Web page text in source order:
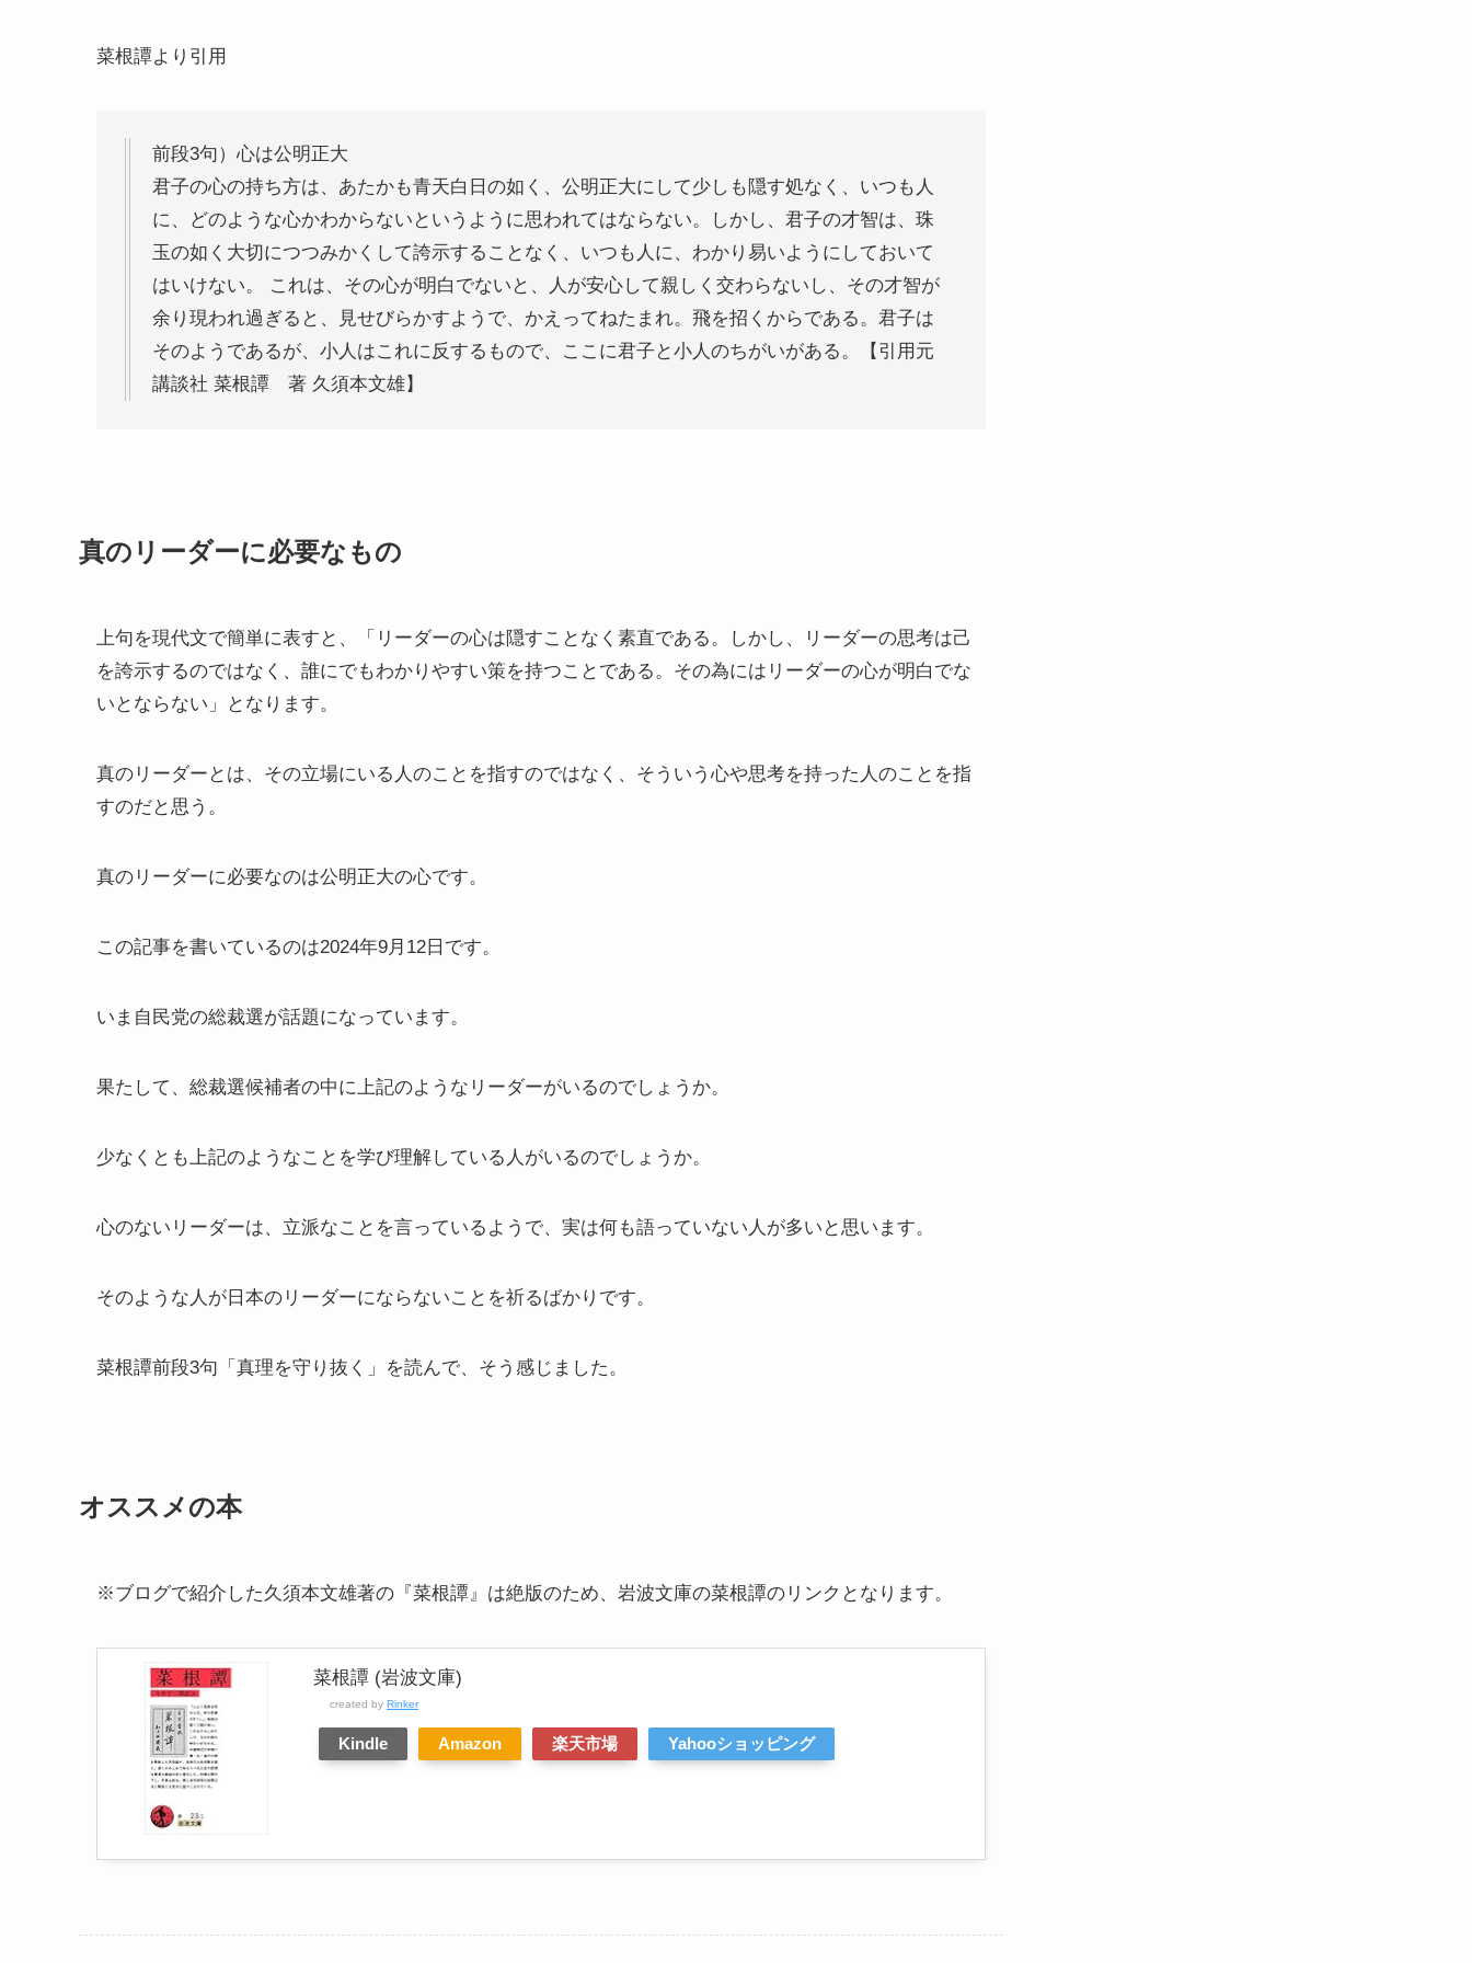
菜根譚より引用
前段3句）心は公明正大
君子の心の持ち方は、あたかも青天白日の如く、公明正大にして少しも隠す処なく、いつも人
に、どのような心かわからないというように思われてはならない。しかし、君子の才智は、珠
玉の如く大切につつみかくして誇示することなく、いつも人に、わかり易いようにしておいて
はいけない。 これは、その心が明白でないと、人が安心して親しく交わらないし、その才智が
余り現われ過ぎると、見せびらかすようで、かえってねたまれ。飛を招くからである。君子は
そのようであるが、小人はこれに反するもので、ここに君子と小人のちがいがある。【引用元
講談社 菜根譚 著 久須本文雄】
真のリーダーに必要なもの
上句を現代文で簡単に表すと、「リーダーの心は隠すことなく素直である。しかし、リーダーの思考は己
を誇示するのではなく、誰にでもわかりやすい策を持つことである。その為にはリーダーの心が明白でな
いとならない」となります。
真のリーダーとは、その立場にいる人のことを指すのではなく、そういう心や思考を持った人のことを指
すのだと思う。
真のリーダーに必要なのは公明正大の心です。
この記事を書いているのは2024年9月12日です。
いま自民党の総裁選が話題になっています。
果たして、総裁選候補者の中に上記のようなリーダーがいるのでしょうか。
少なくとも上記のようなことを学び理解している人がいるのでしょうか。
心のないリーダーは、立派なことを言っているようで、実は何も語っていない人が多いと思います。
そのような人が日本のリーダーにならないことを祈るばかりです。
菜根譚前段3句「真理を守り抜く」を読んで、そう感じました。
オススメの本
※ブログで紹介した久須本文雄著の『菜根譚』は絶版のため、岩波文庫の菜根譚のリンクとなります。
菜根譚 (岩波文庫)
created by Rinker
Kindle Amazon 楽天市場 Yahooショッピング